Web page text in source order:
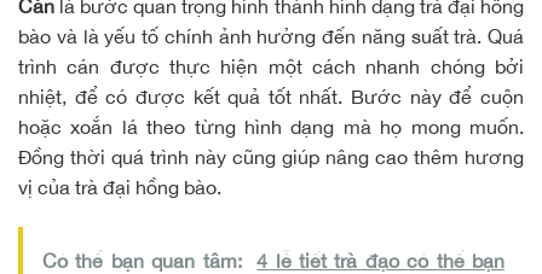
Cán là bước quan trọng hình thành hình dạng trà đại hồng
bào và là yếu tố chính ảnh hưởng đến năng suất trà. Quá
trình cán được thực hiện một cách nhanh chóng bởi
nhiệt, để có được kết quả tốt nhất. Bước này để cuộn
hoặc xoắn lá theo từng hình dạng mà họ mong muốn.
Đồng thời quá trình này cũng giúp nâng cao thêm hương
vị của trà đại hồng bào.
Có thể bạn quan tâm:
4 lễ tiết trà đạo có thể bạn